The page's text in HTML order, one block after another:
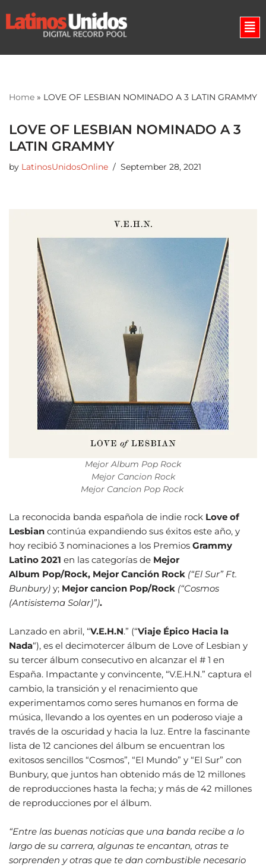
Skip
Home » LOVE OF LESBIAN NOMINADO A 3 LATIN GRAMMY
LOVE OF LESBIAN NOMINADO A 3
LATIN GRAMMY
by LatinosUnidosOnline September 28, 2021
Mejor Album Pop Rock
Mejor Cancion Rock
Mejor Cancion Pop Rock
La reconocida banda española de indie rock Love of
Lesbian continúa expandiendo sus éxitos este año, y
hoy recibió 3 nominaciones a los Premios Grammy
Latino 2021 en las categorías de Mejor
Album Pop/Rock, Mejor Canción Rock (“El Sur” Ft.
Bunbury) y; Mejor cancion Pop/Rock (“Cosmos
(Antisistema Solar)”).
Lanzado en abril, “V.E.H.N.” (“Viaje Épico Hacia la
Nada“), es el decimotercer álbum de Love of Lesbian y
su tercer álbum consecutivo en alcanzar el # 1 en
España. Impactante y convincente, “V.E.H.N.” captura el
cambio, la transición y el renacimiento que
experimentamos como seres humanos en forma de
música, llevando a los oyentes en un poderoso viaje a
través de la oscuridad y hacia la luz. Entre la fascinante
lista de 12 canciones del álbum se encuentran los
exitosos sencillos “Cosmos”, “El Mundo” y “El Sur” con
Bunbury, que juntos han obtenido más de 12 millones
de reproducciones hasta la fecha; y más de 42 millones
de reproducciones por el álbum.
“Entre las buenas noticias que una banda recibe a lo
largo de su carrera, algunas te encantan, otras te
sorprenden y otras que te dan combustible necesario